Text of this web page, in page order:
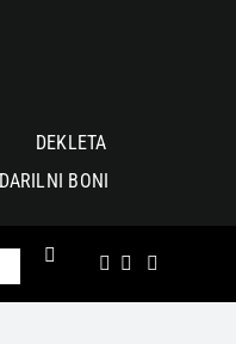
DEKLETA
DARILNI BONI